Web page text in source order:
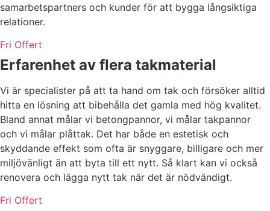
samarbetspartners och kunder för att bygga långsiktiga
relationer.
Fri Offert
Erfarenhet av flera takmaterial
Vi är specialister på att ta hand om tak och försöker alltid
hitta en lösning att bibehålla det gamla med hög kvalitet.
Bland annat målar vi betongpannor, vi målar takpannor
och vi målar plåttak. Det har både en estetisk och
skyddande effekt som ofta är snyggare, billigare och mer
miljövänligt än att byta till ett nytt. Så klart kan vi också
renovera och lägga nytt tak när det är nödvändigt.
Fri Offert